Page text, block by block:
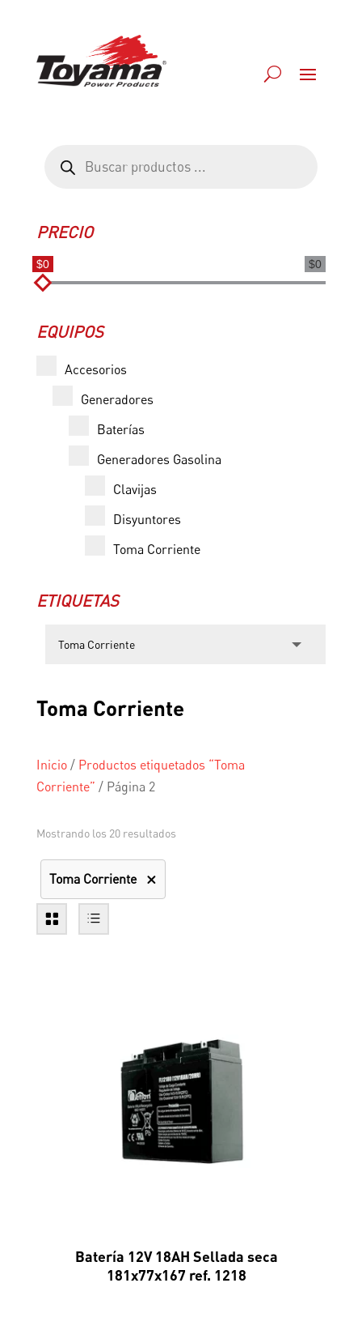
productos
PRECIO
$0
$0
EQUIPOS
Accesorios
Generadores
Baterías
Generadores Gasolina
Clavijas
Disyuntores
Toma Corriente
ETIQUETAS
Toma Corriente
Inicio/ Productos etiquetados “Toma
Corriente” / Página 2
Mostrando los 20 resultados
Toma Corriente
Batería 12V 18AH Sellada seca
181x77x167 ref. 1218